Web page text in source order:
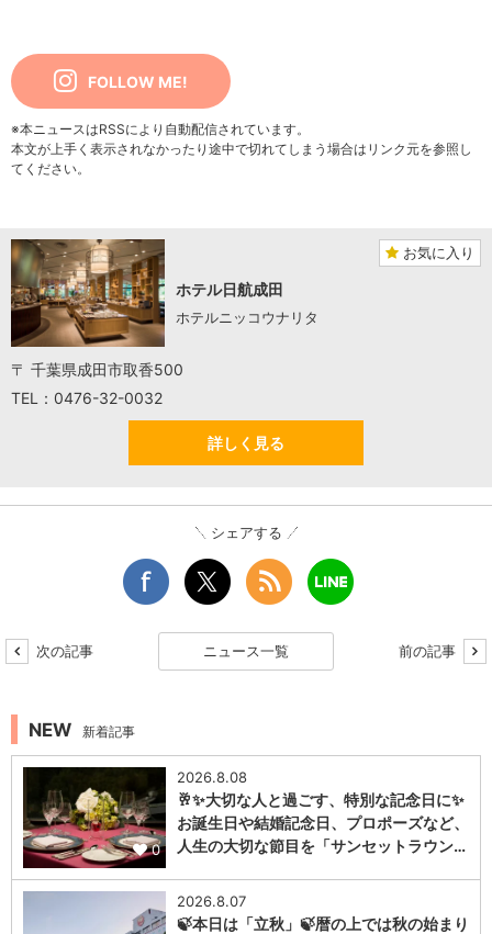
FOLLOW ME!
※本ニュースはRSSにより自動配信されています。
本文が上手く表示されなかったり途中で切れてしまう場合はリンク元を参照し
てください。
お気に入り
ホテル日航成田
ホテルニッコウナリタ
〒 千葉県成田市取香500
TEL：0476-32-0032
詳しく見る
シェアする
次の記事 ニュース一覧 前の記事
NEW 新着記事
0
2026.8.08
🥂✨大切な人と過ごす、特別な記念日に✨
お誕生日や結婚記念日、プロポーズなど、
人生の大切な節目を「サンセットラウン…
2026.8.07
🍃本日は「立秋」🍃暦の上では秋の始まり